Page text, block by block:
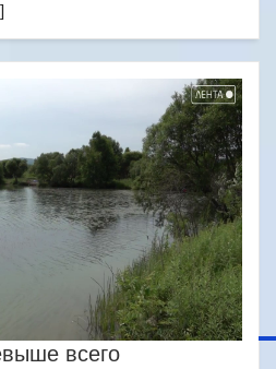
всего